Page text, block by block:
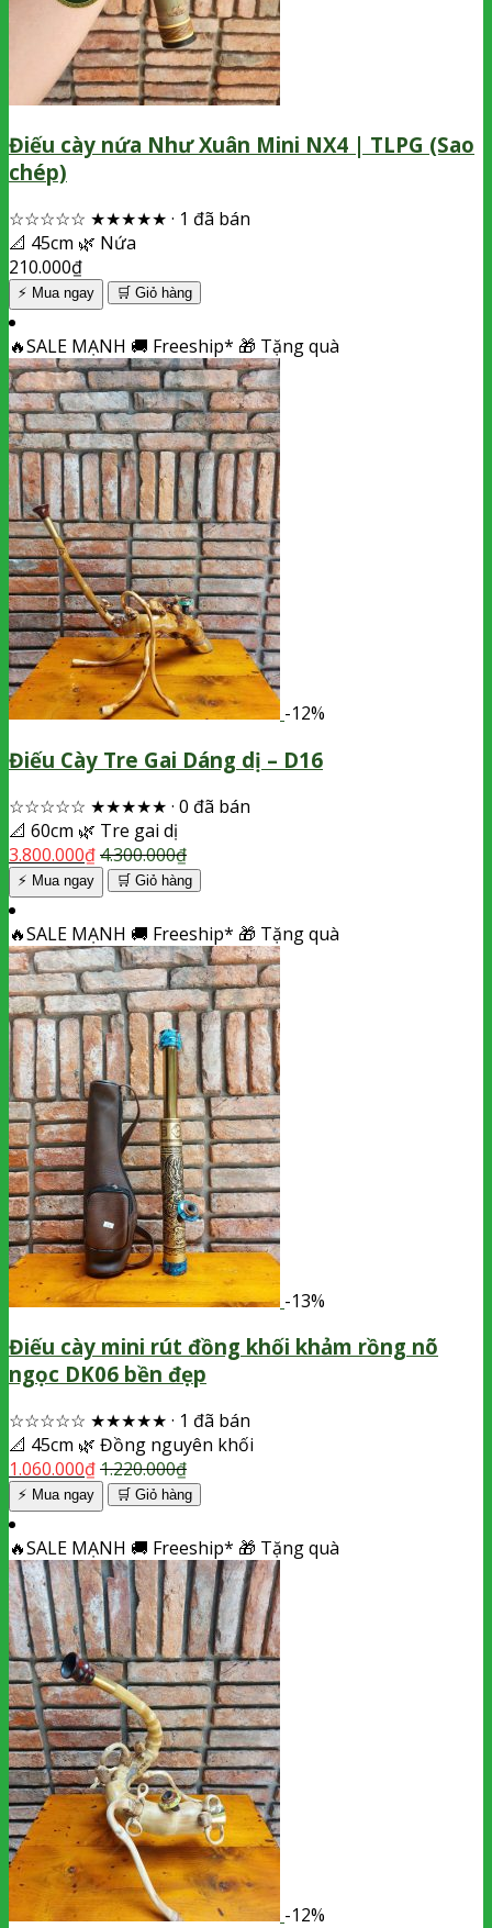
Điếu cày nứa Như Xuân Mini NX4 | TLPG (Sao
chép)
☆☆☆☆☆ ★★★★★ · 1 đã bán
📐 45cm 🌿 Nứa
210.000₫
⚡ Mua ngay 🛒 Giỏ hàng
🔥SALE MẠNH 🚚 Freeship* 🎁 Tặng quà
-12%
Điếu Cày Tre Gai Dáng dị – D16
☆☆☆☆☆ ★★★★★ · 0 đã bán
📐 60cm 🌿 Tre gai dị
3.800.000₫4.300.000₫
⚡ Mua ngay 🛒 Giỏ hàng
🔥SALE MẠNH 🚚 Freeship* 🎁 Tặng quà
-13%
Điếu cày mini rút đồng khối khảm rồng nõ
ngọc DK06 bền đẹp
☆☆☆☆☆ ★★★★★ · 1 đã bán
📐 45cm 🌿 Đồng nguyên khối
1.060.000₫1.220.000₫
⚡ Mua ngay 🛒 Giỏ hàng
🔥SALE MẠNH 🚚 Freeship* 🎁 Tặng quà
-12%